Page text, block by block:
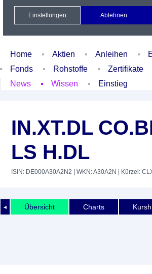
Xetra Realtime
Watchlist Portfolio
Home Aktien Anleihen
Fonds
Rohstoffe Zertifikate
News
Wissen Einstieg
IN.XT.DL
LS H.DL
ISIN: DE000A30A2N2 | WKN: A30A2N | Kürzel:
◄ Übersicht Charts
Einstellungen Ablehnen